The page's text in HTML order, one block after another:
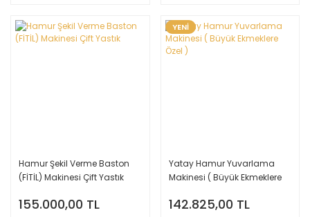
Hamur Şekil Verme Baston
(FİTİL) Makinesi Çift Yastık
155.000,00 TL
YENİ
Yatay Hamur Yuvarlama
Makinesi ( Büyük Ekmeklere
142.825,00 TL